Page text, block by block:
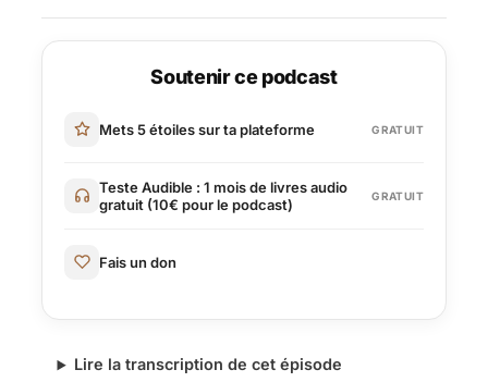
Soutenir ce podcast
Mets 5 étoiles sur ta plateforme GRATUIT
Teste Audible : 1 mois de livres audio
gratuit (10€ pour le podcast)
GRATUIT
Fais un don
Lire la transcription de cet épisode